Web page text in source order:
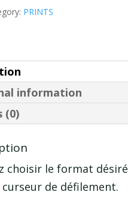
PRINTS
information
(0)
choisir le format désiré
curseur de défilement.